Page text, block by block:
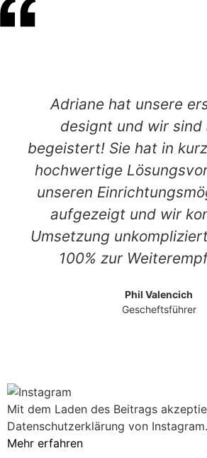
Adriane hat unsere
designt und wir sind
begeistert! Sie hat in
hochwertige
unseren
aufgezeigt und wir
Umsetzung
100% zur
Phil Valencich
Gescheftsführer
Mit dem Laden des Beitrags
Datenschutzerklärung von Instagram.
Mehr erfahren